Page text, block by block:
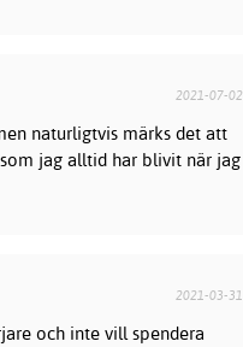
2021-07-02
naturligtvis märks det att
jag alltid har blivit när jag
2021-03-31
och inte vill spendera